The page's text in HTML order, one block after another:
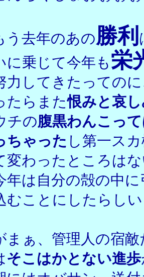
去年のあの勝利
に乗じて今年も栄
力してきたっての
たらまた恨みと哀
チの腹黒わんこっ
ちゃった し第一ス
変わったところは
年は自分の殻の中
むことにしたらし
ぁ、管理人の宿
そこはかとない進歩